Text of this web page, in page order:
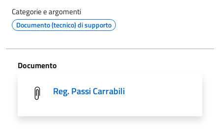
Categorie e argomenti
Documento (tecnico) di supporto
Documento
Reg. Passi Carrabili